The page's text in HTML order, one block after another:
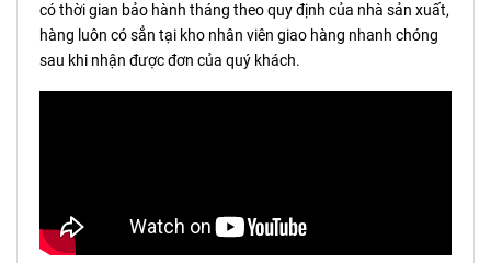
có thời gian bảo hành tháng theo quy định của nhà sản xuất,
hàng luôn có sẳn tại kho nhân viên giao hàng nhanh chóng
sau khi nhận được đơn của quý khách.